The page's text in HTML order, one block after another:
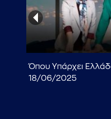
Όπου Υπάρχει
18/06/2025